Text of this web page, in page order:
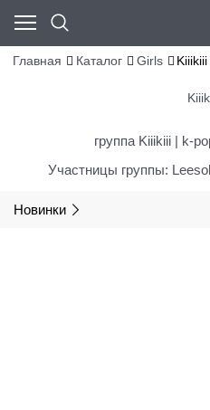
Главная Каталог Girls Kiiikiii
группа Kiiikiii | k-
Участницы группы:
Новинки